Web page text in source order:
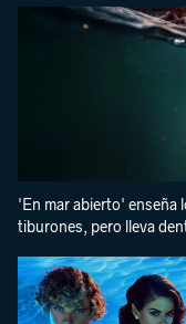
'En mar abierto' enseña
tiburones, pero lleva